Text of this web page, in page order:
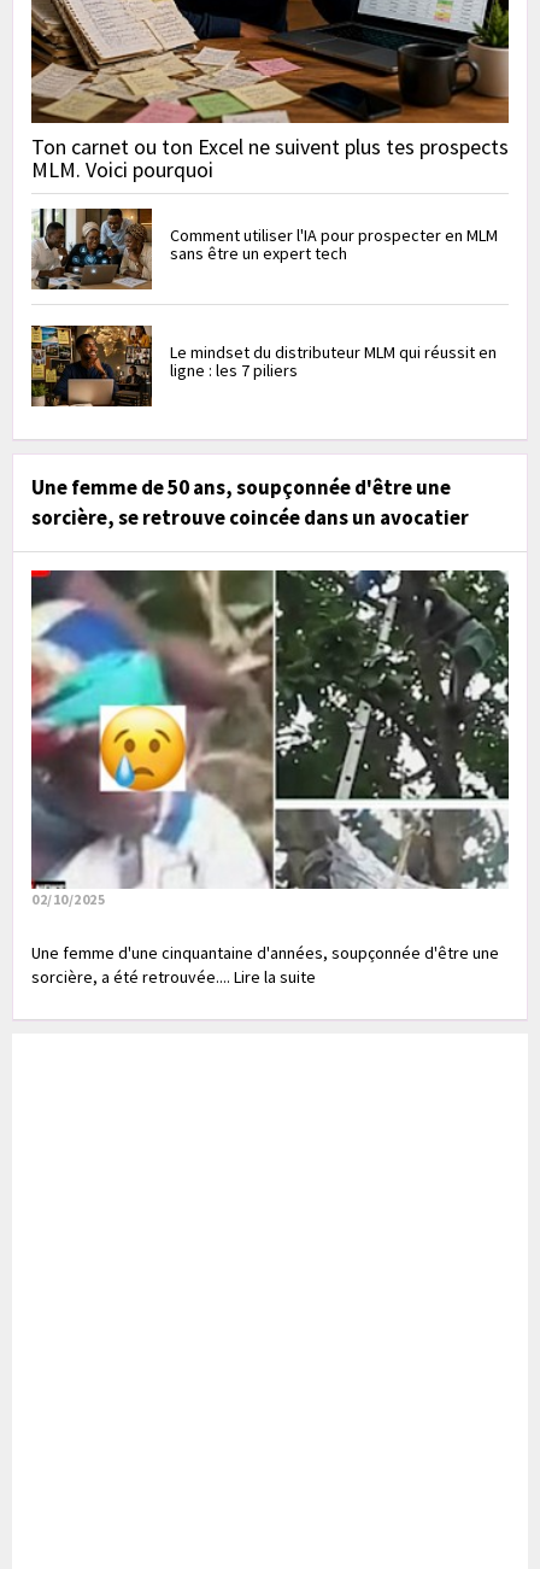
Ton carnet ou ton Excel ne suivent plus tes prospects
MLM. Voici pourquoi
Comment utiliser l'IA pour prospecter en MLM
sans être un expert tech
Le mindset du distributeur MLM qui réussit en
ligne : les 7 piliers
Une femme de 50 ans, soupçonnée d'être une
sorcière, se retrouve coincée dans un avocatier
02/10/2025
Une femme d'une cinquantaine d'années, soupçonnée d'être une
sorcière, a été retrouvée.... Lire la suite